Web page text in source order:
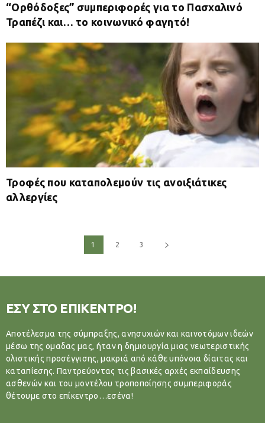
“Ορθόδοξες” συμπεριφορές για το Πασχαλινό
Τραπέζι και… το κοινωνικό φαγητό!
Τροφές που καταπολεμούν τις ανοιξιάτικες
αλλεργίες
1 2 3
ΕΣΥ ΣΤΟ ΕΠΙΚΕΝΤΡΟ!
Αποτέλεσμα της σύμπραξης, ανησυχιών και καινοτόμων ιδεών
μέσω της ομαδας μας, ήταν η δημιουργία μιας νεωτεριστικής
ολιστικής προσέγγισης, μακριά από κάθε υπόνοια δίαιτας και
καταπίεσης. Παντρεύοντας τις βασικές αρχές εκπαίδευσης
ασθενών και του μοντέλου τροποποίησης συμπεριφοράς
θέτουμε στο επίκεντρο…εσένα!